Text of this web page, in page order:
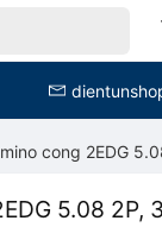
cong 2EDG
5.08 2P,